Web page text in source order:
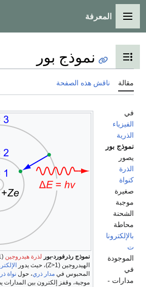
القائمة الرئيسية
المعرفة
تبديل عرض جدول المحتويات
نموذج بور
مقالة ناقش هذه الصفحة
نموذج رذرفورد-بور لذرة هيدروجين (
الهيدروجين (
Z>1 )، حيث يدور
المحبوس في مدار ذري، حول نواة
موجبة، وقفز إلكترون بين
في
الفيزياء
الذرية
نموذج بور
يصور
الذرة
كنواة
صغيرة
موجبة
الشحنة
محاطة
بالإلكترونا
ت
الموجودة
في
مدارات -